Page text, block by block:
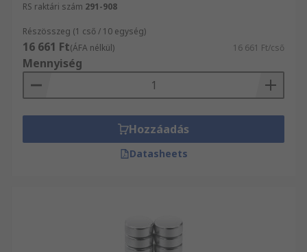
RS raktári szám 291-908
Részösszeg (1 cső / 10 egység)
16 661 Ft(ÁFA nélkül) 16 661 Ft/cső
Mennyiség
Hozzáadás
Datasheets